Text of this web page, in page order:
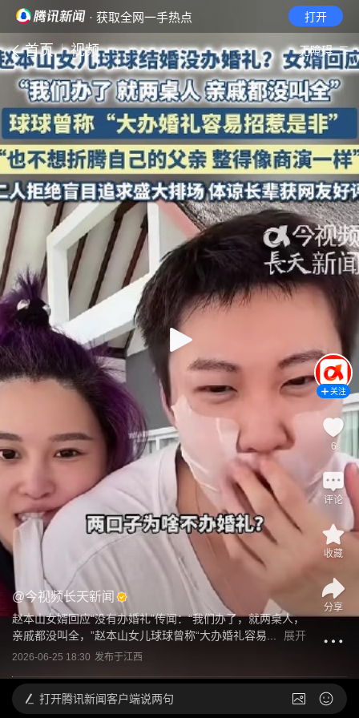
· 获取全网一手热点 打开
首页 视频 无障碍
@今视频长天新闻
赵本山女婿回应“没有办婚礼”传闻：“我们办了，就两桌人，
亲戚都没叫全，”赵本山女儿球球曾称“大办婚礼容易...
展开
2026-06-25 18:30 发布于江西
关注
6
评论
收藏
分享
打开腾讯新闻客户端说两句